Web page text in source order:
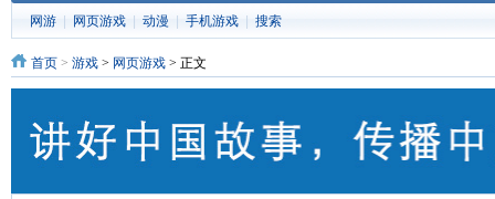
网游 网页游戏 动漫 手机游戏 搜索
首页 > 游戏 > 网页游戏 > 正文